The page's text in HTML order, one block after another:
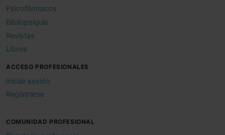
Psicofármacos
Bibliopsiquis
Revistas
Libros
ACCESO PROFESIONALES
Iniciar sesión
Registrarse
COMUNIDAD PROFESIONAL